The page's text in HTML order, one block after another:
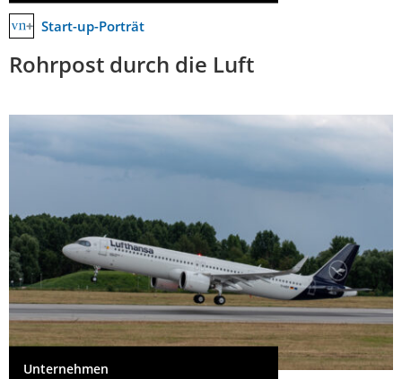
Start-up-Porträt
Rohrpost durch die Luft
Unternehmen